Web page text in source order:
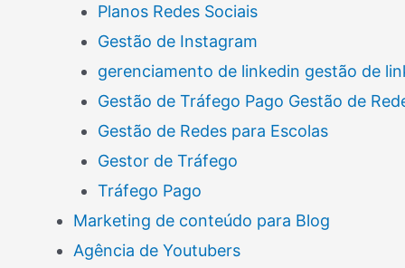
Planos Redes Sociais
Gestão de Instagram
gerenciamento de linkedin gestão de
Gestão de Tráfego Pago Gestão de
Gestão de Redes para Escolas
Gestor de Tráfego
Tráfego Pago
Marketing de conteúdo para Blog
Agência de Youtubers